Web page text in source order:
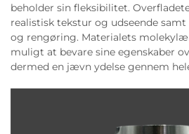
beholder sin fleksibilitet.
realistisk tekstur og udseende
og rengøring. Materialets
muligt at bevare sine egenskaber
dermed en jævn ydelse gennem